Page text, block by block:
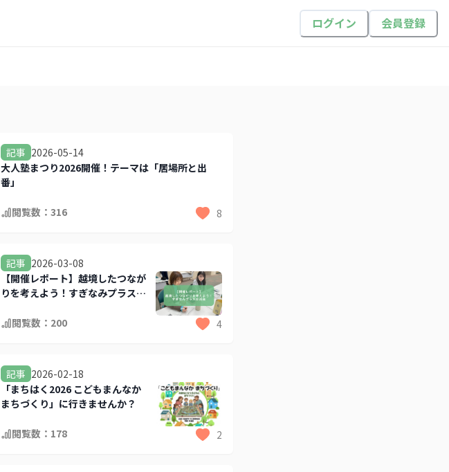
ログイン 会員登録
記事 2026-05-14
大人塾まつり2026開催！テーマは「居場所と出
番」
閲覧数： 316 8
記事 2026-03-08
【開催レポート】越境したつなが
りを考えよう！すぎなみプラス交
閲覧数： 200 4
記事 2026-02-18
「まちはく2026 こどもまんなか
まちづくり」に行きませんか？
閲覧数： 178 2